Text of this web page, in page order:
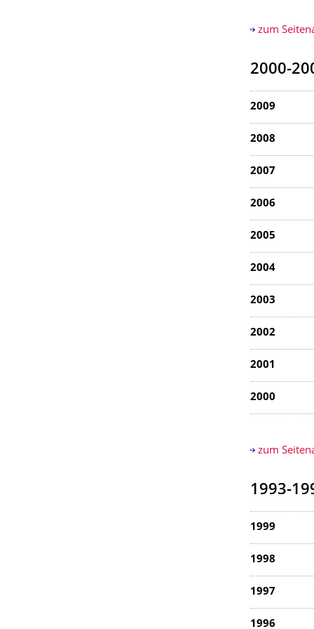
zum
2000-
2009
2008
2007
2006
2005
2004
2003
2002
2001
2000
zum
1993-
1999
1998
1997
1996